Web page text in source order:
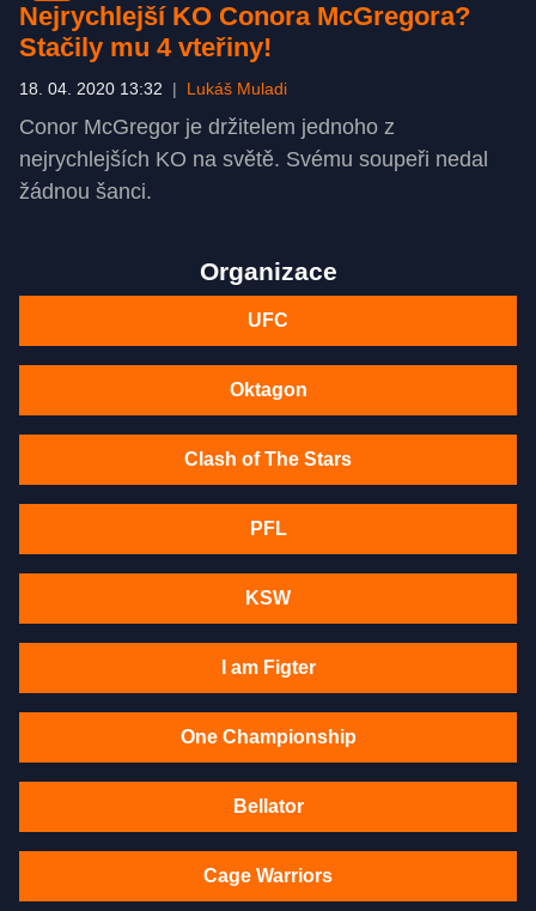
Nejrychlejší KO Conora McGregora?
Stačily mu 4 vteřiny!
18. 04. 2020 13:32 Lukáš Muladi
Conor McGregor je držitelem jednoho z
nejrychlejších KO na světě. Svému soupeři nedal
žádnou šanci.
Organizace
UFC
Oktagon
Clash of The Stars
PFL
KSW
I am Figter
One Championship
Bellator
Cage Warriors